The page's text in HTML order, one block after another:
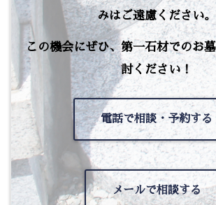
みはご遠慮ください。
この機会にぜひ、第一石材でのお
討ください！
電話で相談・予約する
メールで相談する